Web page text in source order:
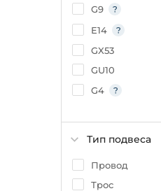
G9
E14
GX53
GU10
G4
Тип подвеса
Провод
Трос